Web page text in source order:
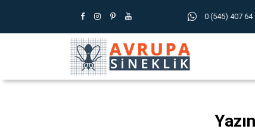
0 (545) 407 64